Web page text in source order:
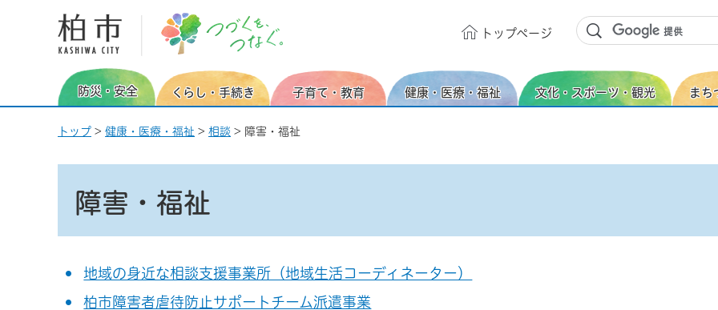
柏市 つづくを、つなぐ。
トップページ
防災・安全 くらし・手続き 子育て・教育 健康・医療・福祉 文化・スポーツ・観光 まち
トップ > 健康・医療・福祉 > 相談 > 障害・福祉
障害・福祉
地域の身近な相談支援事業所（地域生活コーディネーター）
柏市障害者虐待防止サポートチーム派遣事業